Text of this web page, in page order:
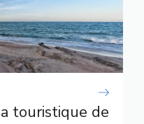
touristique de